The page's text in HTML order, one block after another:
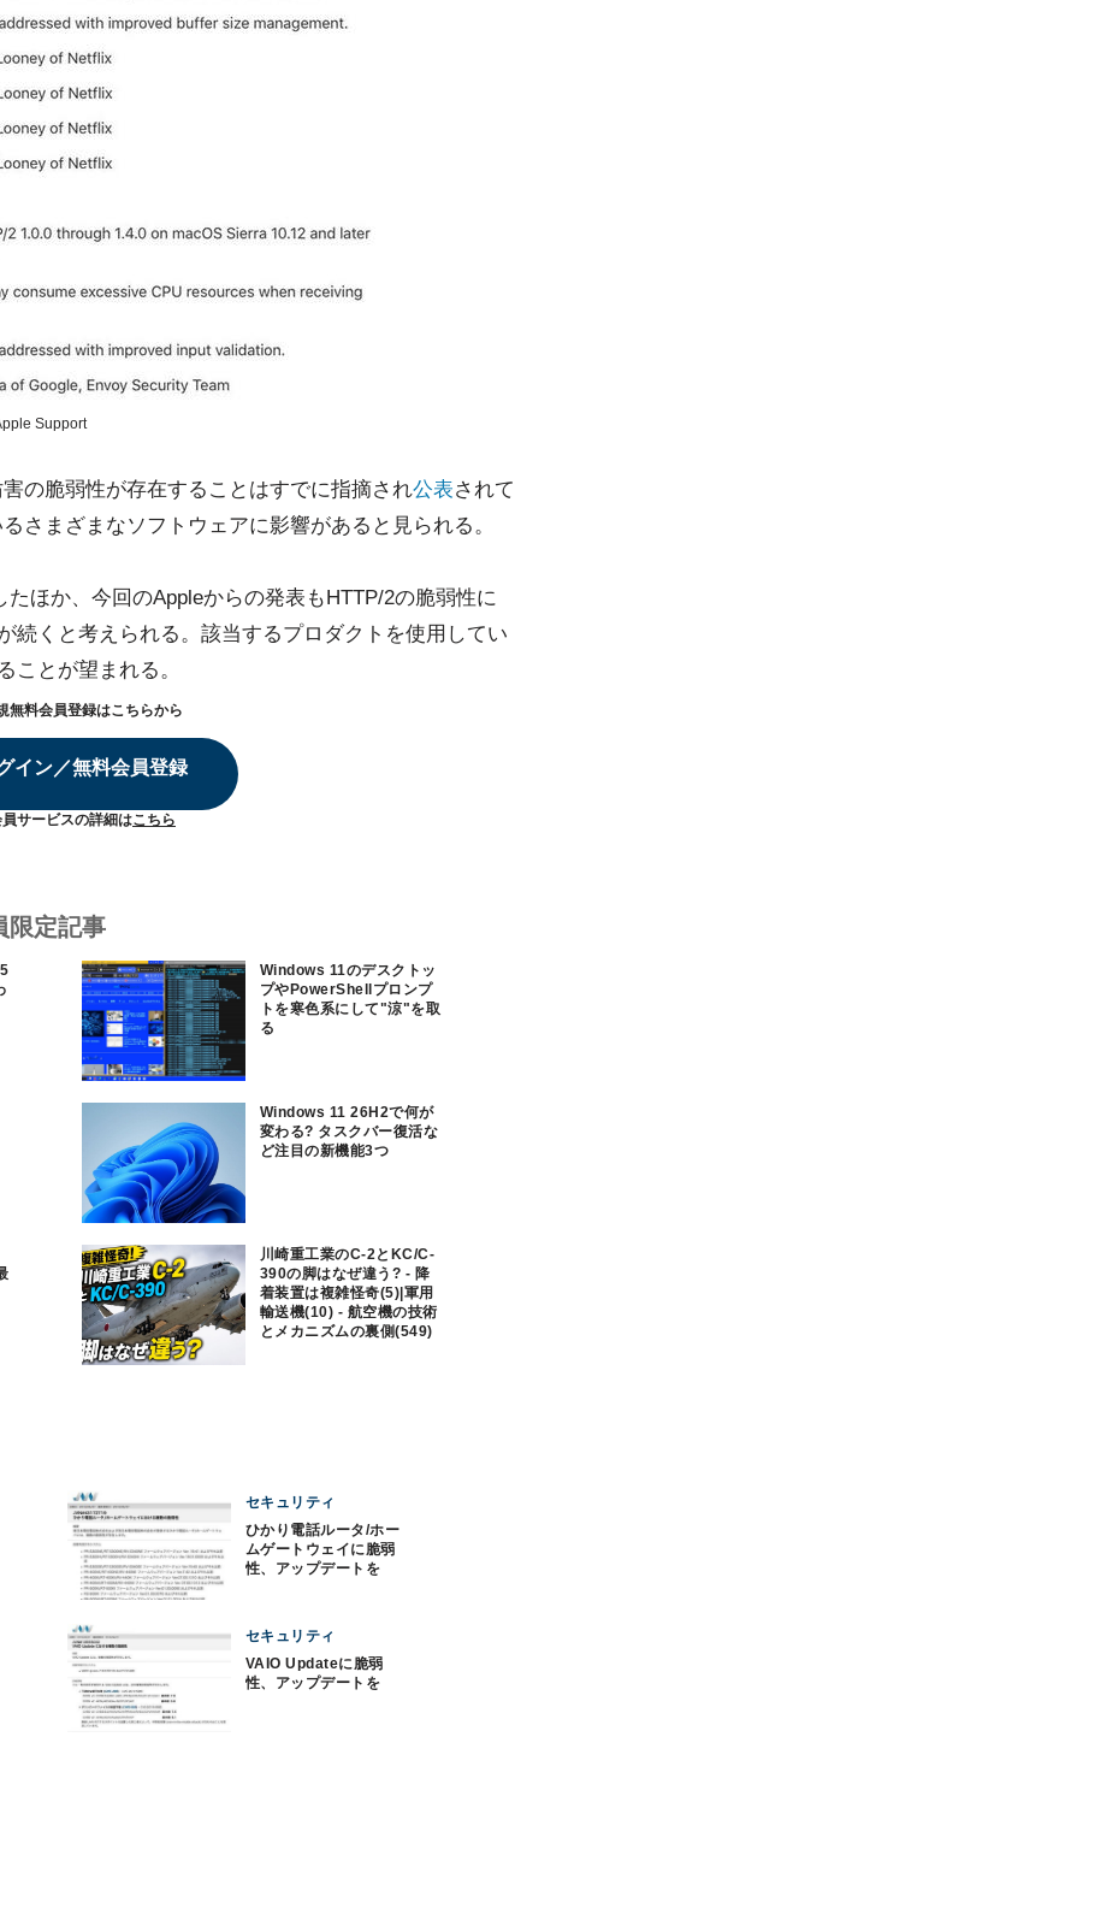
Support
の脆弱性が存在することはすでに指摘され公表されて
さまざまなソフトウェアに影響があると見られる。
ほか、今回のAppleからの発表もHTTP/2の脆弱性に
続くと考えられる。該当するプロダクトを使用してい
ことが望まれる。
無料会員登録はこちらから
イン／無料会員登録
サービスの詳細はこちら
限定記事
Windows 11のデスクトッ
プやPowerShellプロンプ
トを寒色系にして"涼"を取
る
Windows 11 26H2で何が
変わる? タスクバー復活な
ど注目の新機能3つ
川崎重工業のC-2とKC/C-
390の脚はなぜ違う? - 降
着装置は複雑怪奇(5)|軍用
輸送機(10) - 航空機の技術
とメカニズムの裏側(549)
セキュリティ
ひかり電話ルータ/ホー
ムゲートウェイに脆弱
性、アップデートを
セキュリティ
VAIO Updateに脆弱
性、アップデートを